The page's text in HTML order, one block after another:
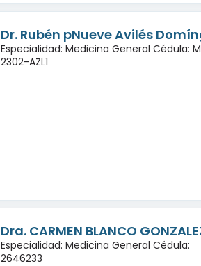
Dr. Rubén pNueve Avilés
Especialidad: Medicina General Cédula:
2302-AZL1
Dra. CARMEN BLANCO
Especialidad: Medicina General Cédula:
2646233